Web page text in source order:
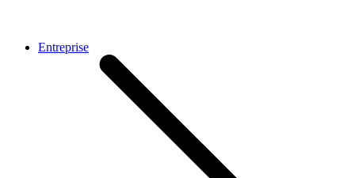
Entreprise